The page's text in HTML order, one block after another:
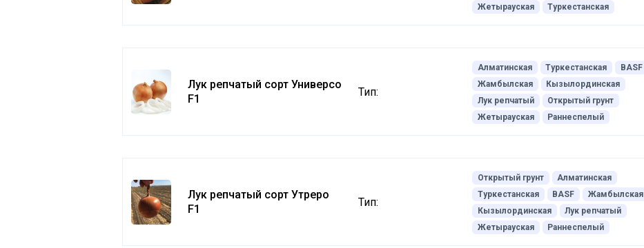
Жетырауская
Туркестанская
Лук репчатый сорт Универсо
F1
Тип:
Алматинская Туркестанская
BASF
Жамбылская
Кызылординская
Лук репчатый
Открытый грунт
Жетырауская
Раннеспелый
Лук репчатый сорт Утреро
F1
Тип:
Открытый грунт
Алматинская
Туркестанская
BASF
Жамбылская
Кызылординская
Лук репчатый
Жетырауская
Раннеспелый